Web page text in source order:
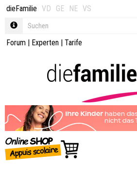
dieFamilie VD GE NE VS
Forum | Experten | Tarife